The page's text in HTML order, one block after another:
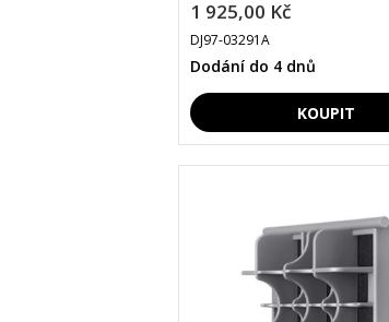
1 925,00 Kč
DJ97-03291A
Dodání do 4 dnů